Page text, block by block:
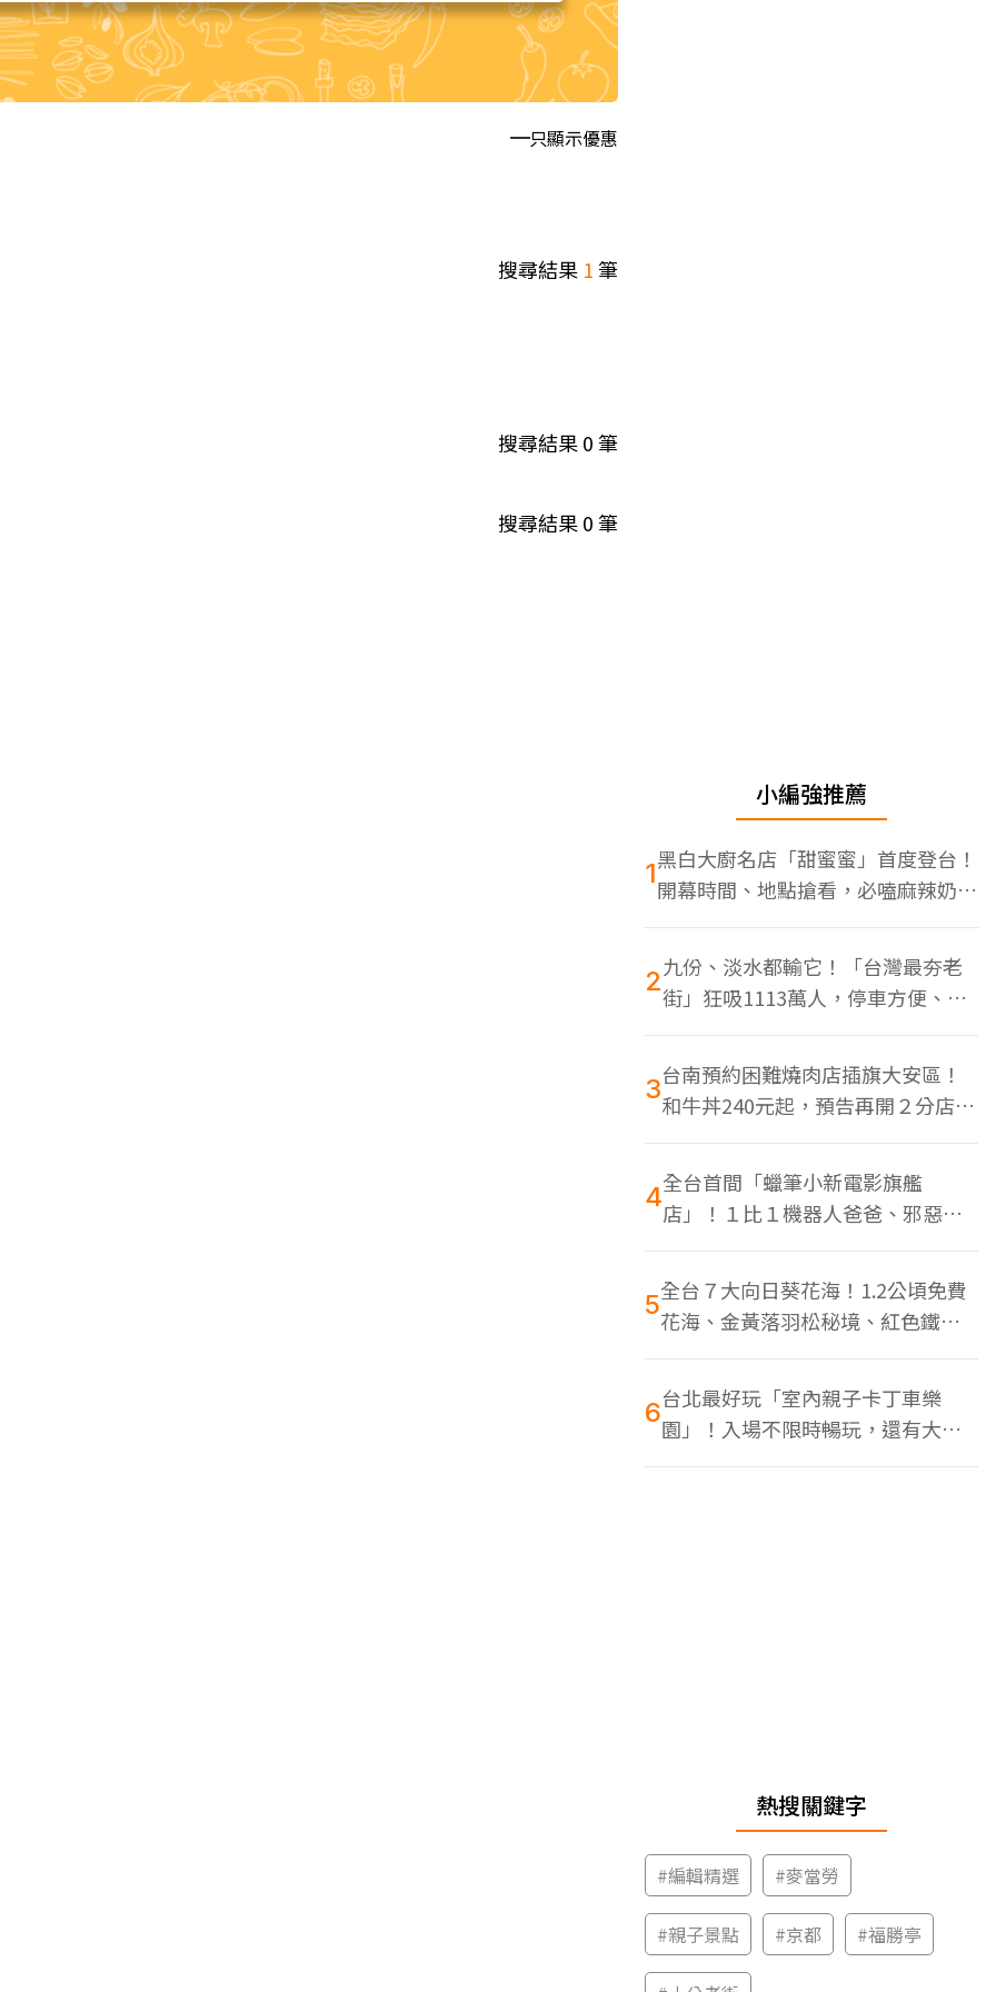
只顯示優惠
搜尋結果 1筆
搜尋結果0筆
搜尋結果0筆
小編強推薦
1黑白大廚名店「甜蜜蜜」首度登台！
開幕時間、地點搶看，必嗑麻辣奶油
蝦
2九份、淡水都輸它！「台灣最夯老
街」狂吸1113萬人，停車方便、特
色美食多
3台南預約困難燒肉店插旗大安區！
和牛丼240元起，預告再開２分店、
地點曝光
4全台首間「蠟筆小新電影旗艦
店」！１比１機器人爸爸、邪惡正
男，百款周邊買翻
5全台７大向日葵花海！1.2公頃免費
花海、金黃落羽松秘境、紅色鐵橋
同框
6台北最好玩「室內親子卡丁車樂
園」！入場不限時暢玩，還有大螢
幕Switch遊戲區
熱搜關鍵字
#編輯精選 #麥當勞
#親子景點 #京都 #福勝亭